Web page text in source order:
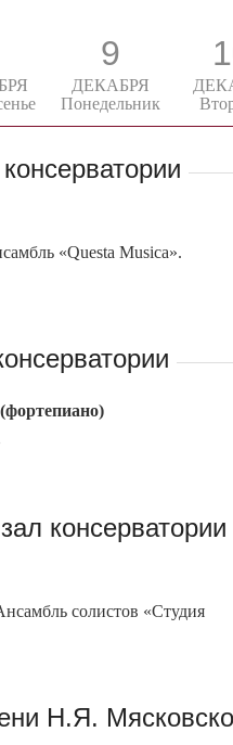
9
ДЕКАБРЯ
Понедельник
«Questa Musica».
консерватории
солистов «Студия
Н.Я.